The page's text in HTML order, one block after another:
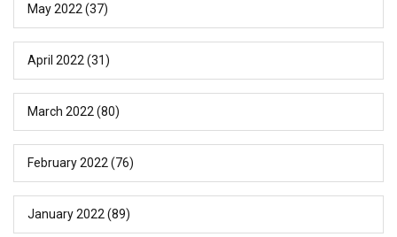
May 2022 (37)
April 2022 (31)
March 2022 (80)
February 2022 (76)
January 2022 (89)